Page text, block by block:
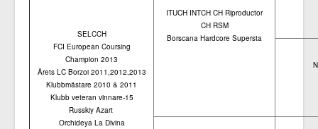
SELCCH
FCI European Coursing
Champion 2013
Årets LC Borzoi 2011,2012,2013
Klubbmästare 2010 & 2011
Klubb veteran vinnare-15
Russkiy Azart
Orchideya La Divina
ITUCH INTCH CH Riproductor
CH RSM
Borscana Hardcore Supersta